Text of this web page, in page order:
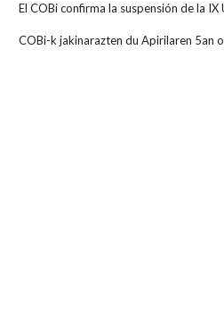
El COBi confirma la suspensión de la
COBi-k jakinarazten du Apirilaren 5an